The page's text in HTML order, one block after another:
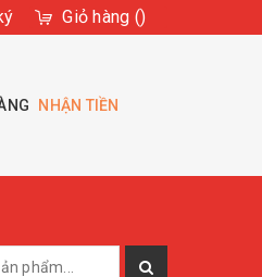
Giỏ hàng ()
NHẬN TIỀN